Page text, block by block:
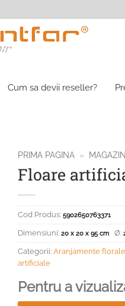
Cum sa devii reseller?
PRIMA PAGINA » MAGAZIN
Floare
Cod Produs: 5902650763371
Dimensiuni: 20 x 20 x 95 cm Ø:
Categorii: Aranjamente
artificiale
Pentru a